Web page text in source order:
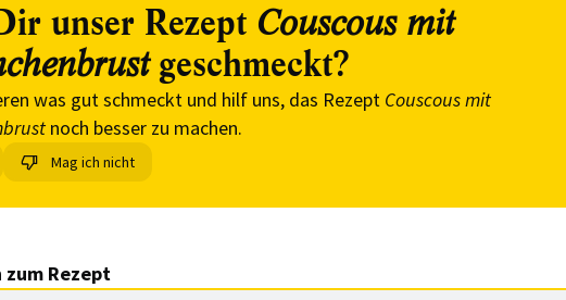
unser Rezept Couscous mit
geschmeckt?
was gut schmeckt und hilf uns, das Rezept Couscous mit
noch besser zu machen.
Mag ich nicht
zum Rezept